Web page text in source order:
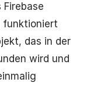
funktioniert
das in der
wird und